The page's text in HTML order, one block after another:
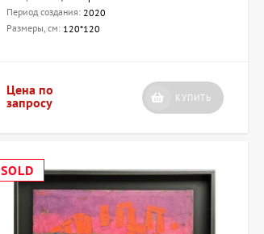
Период создания: 2020
Размеры, см: 120*120
Цена по
запросу
КУПИТЬ
SOLD